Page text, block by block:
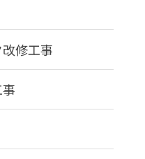
修工事